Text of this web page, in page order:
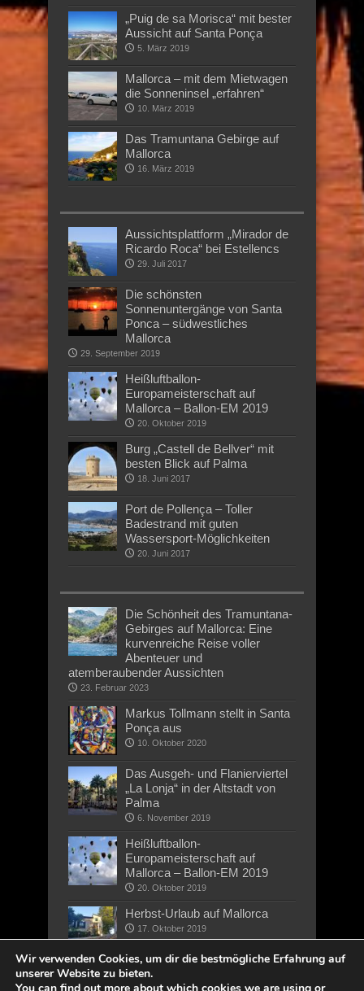
„Puig de sa Morisca“ mit bester
Aussicht auf Santa Ponça
5. März 2019
Mallorca – mit dem Mietwagen
die Sonneninsel „erfahren“
10. März 2019
Das Tramuntana Gebirge auf
Mallorca
16. März 2019
Aussichtsplattform „Mirador de
Ricardo Roca“ bei Estellencs
29. Juli 2017
Die schönsten
Sonnenuntergänge von Santa
Ponca – südwestliches
Mallorca
29. September 2019
Heißluftballon-
Europameisterschaft auf
Mallorca – Ballon-EM 2019
20. Oktober 2019
Burg „Castell de Bellver“ mit
besten Blick auf Palma
18. Juni 2017
Port de Pollença – Toller
Badestrand mit guten
Wassersport-Möglichkeiten
20. Juni 2017
Die Schönheit des Tramuntana-
Gebirges auf Mallorca: Eine
kurvenreiche Reise voller
Abenteuer und
atemberaubender Aussichten
23. Februar 2023
Markus Tollmann stellt in Santa
Ponça aus
10. Oktober 2020
Das Ausgeh- und Flanierviertel
„La Lonja“ in der Altstadt von
Palma
6. November 2019
Heißluftballon-
Europameisterschaft auf
Mallorca – Ballon-EM 2019
20. Oktober 2019
Herbst-Urlaub auf Mallorca
17. Oktober 2019
Wir verwenden Cookies, um dir die bestmögliche Erfahrung auf
unserer Website zu bieten.